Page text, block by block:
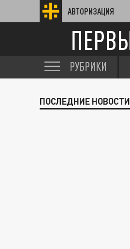
АВТОРИЗАЦИЯ
РУБРИКИ
ПОСЛЕДНИЕ